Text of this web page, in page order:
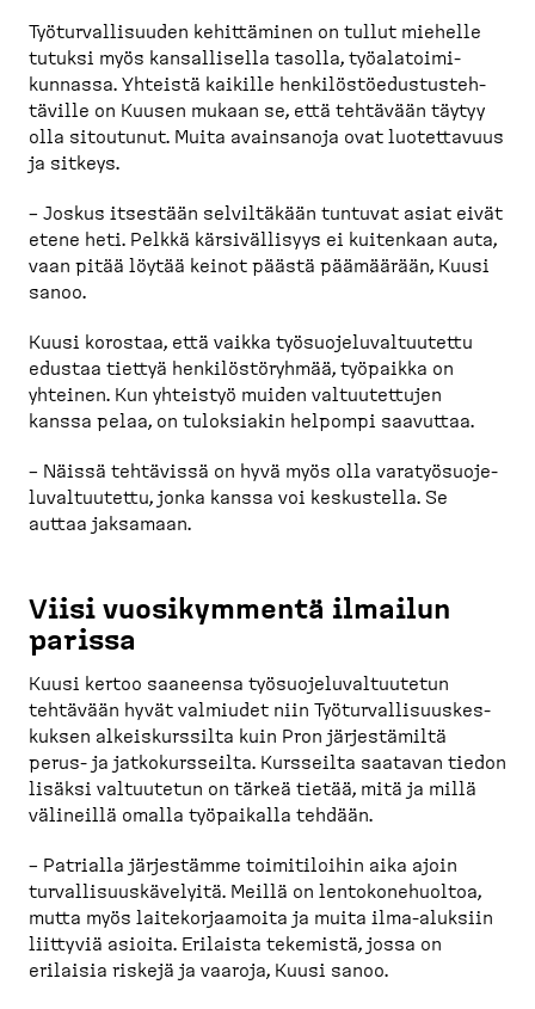
Työtur­val­li­suuden kehittäminen on tullut miehelle
tutuksi myös kansal­lisella tasolla, työala­toi­mi­
kunnassa. Yhteistä kaikille henkilös­tö­edus­tus­teh­
täville on Kuusen mukaan se, että tehtävään täytyy
olla sitoutunut. Muita avainsanoja ovat luotet­tavuus
ja sitkeys.
– Joskus itsestään selvil­täkään tuntuvat asiat eivät
etene heti. Pelkkä kärsiväl­lisyys ei kuitenkaan auta,
vaan pitää löytää keinot päästä päämäärään, Kuusi
sanoo.
Kuusi korostaa, että vaikka työsuo­je­lu­val­tuutettu
edustaa tiettyä henkilös­tö­ryhmää, työpaikka on
yhteinen. Kun yhteistyö muiden valtuu­tettujen
kanssa pelaa, on tuloksiakin helpompi saavuttaa.
– Näissä tehtävissä on hyvä myös olla varatyö­suo­je­
lu­val­tuutettu, jonka kanssa voi keskustella. Se
auttaa jaksamaan.
Viisi vuosikymmentä ilmailun
parissa
Kuusi kertoo saaneensa työsuo­je­lu­val­tuutetun
tehtävään hyvät valmiudet niin Työtur­val­li­suus­kes­
kuksen alkeis­kurssilta kuin Pron järjes­tämiltä
perus-​ ja jatkokurs­seilta. Kursseilta saatavan tiedon
lisäksi valtuutetun on tärkeä tietää, mitä ja millä
välineillä omalla työpaikalla tehdään.
– Patrialla järjestämme toimiti­loihin aika ajoin
turval­li­suus­kä­velyitä. Meillä on lentoko­ne­huoltoa,
mutta myös laitekor­jaamoita ja muita ilma-​aluksiin
liittyviä asioita. Erilaista tekemistä, jossa on
erilaisia riskejä ja vaaroja, Kuusi sanoo.